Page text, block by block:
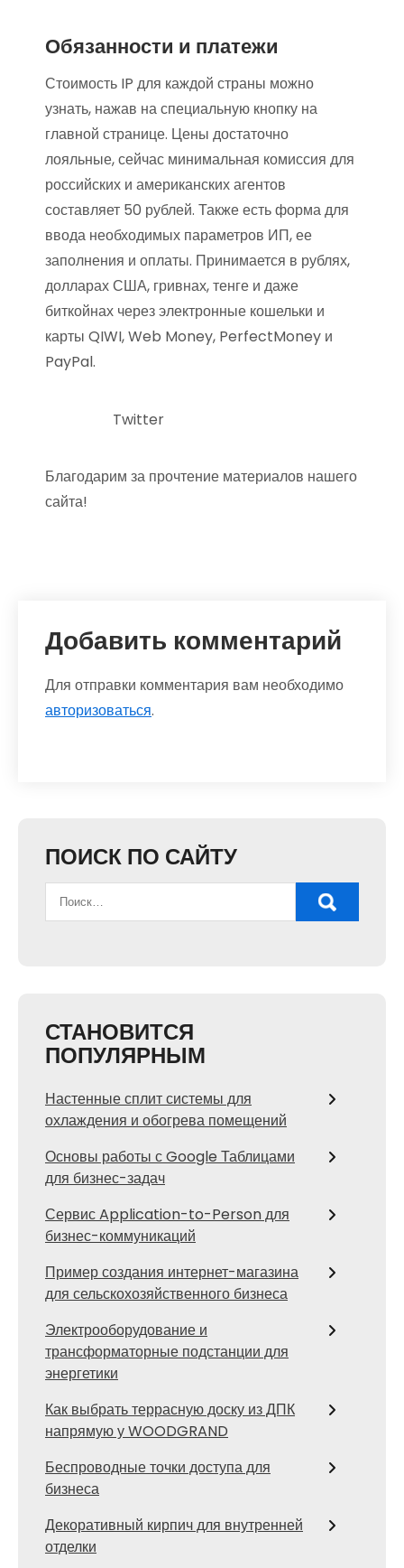
Обязанности и платежи
Стоимость IP для каждой страны можно
узнать, нажав на специальную кнопку на
главной странице. Цены достаточно
лояльные, сейчас минимальная комиссия для
российских и американских агентов
составляет 50 рублей. Также есть форма для
ввода необходимых параметров ИП, ее
заполнения и оплаты. Принимается в рублях,
долларах США, гривнах, тенге и даже
биткойнах через электронные кошельки и
карты QIWI, Web Money, PerfectMoney и
PayPal.
Twitter
Благодарим за прочтение материалов нашего
сайта!
Добавить комментарий
Для отправки комментария вам необходимо
авторизоваться.
ПОИСК ПО САЙТУ
СТАНОВИТСЯ
ПОПУЛЯРНЫМ
Настенные сплит системы для
охлаждения и обогрева помещений
Основы работы с Google Таблицами
для бизнес-задач
Сервис Application-to-Person для
бизнес-коммуникаций
Пример создания интернет-магазина
для сельскохозяйственного бизнеса
Электрооборудование и
трансформаторные подстанции для
энергетики
Как выбрать террасную доску из ДПК
напрямую у WOODGRAND
Беспроводные точки доступа для
бизнеса
Декоративный кирпич для внутренней
отделки